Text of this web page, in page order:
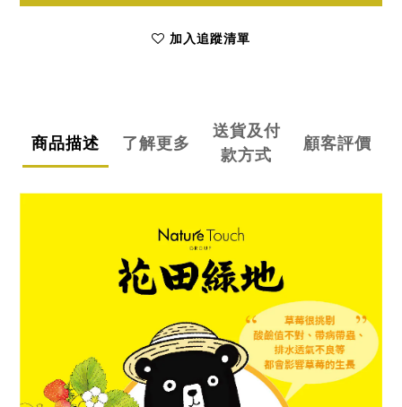
加入追蹤清單
商品描述 了解更多
送貨及付
款方式
顧客評價